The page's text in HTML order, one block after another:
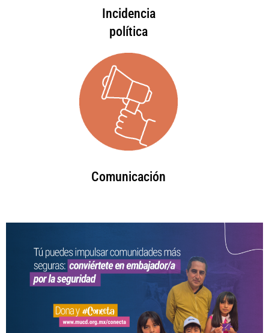
Incidencia
política
Comunicación